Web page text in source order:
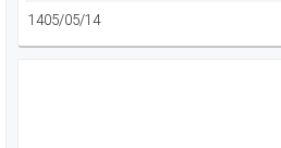
1405/05/14